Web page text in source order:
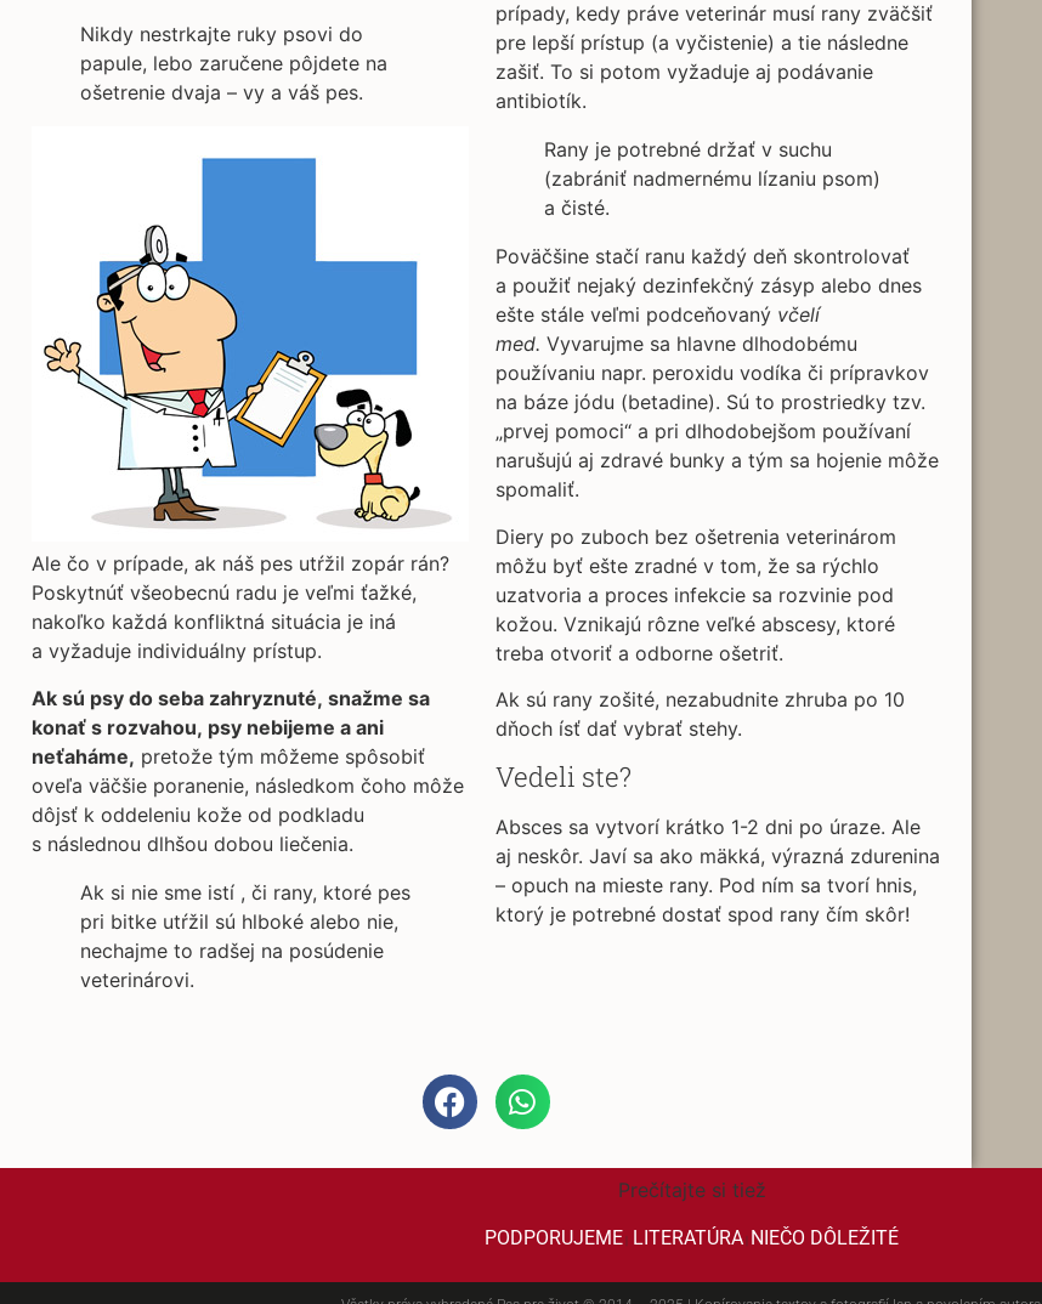
Nikdy nestrkajte ruky psovi do
papule, lebo zaručene pôjdete na
ošetrenie dvaja – vy a váš pes.
Ale čo v prípade, ak náš pes utŕžil zopár rán?
Poskytnúť všeobecnú radu je veľmi ťažké,
nakoľko každá konfliktná situácia je iná
a vyžaduje individuálny prístup.
Ak sú psy do seba zahryznuté, snažme sa
konať s rozvahou, psy nebijeme a ani
neťaháme, pretože tým môžeme spôsobiť
oveľa väčšie poranenie, následkom čoho môže
dôjsť k oddeleniu kože od podkladu
s následnou dlhšou dobou liečenia.
Ak si nie sme istí , či rany, ktoré pes
pri bitke utŕžil sú hlboké alebo nie,
nechajme to radšej na posúdenie
veterinárovi.
prípady, kedy práve veterinár musí rany zväčšiť
pre lepší prístup (a vyčistenie) a tie následne
zašiť. To si potom vyžaduje aj podávanie
antibiotík.
Rany je potrebné držať v suchu
(zabrániť nadmernému lízaniu psom)
a čisté.
Poväčšine stačí ranu každý deň skontrolovať
a použiť nejaký dezinfekčný zásyp alebo dnes
ešte stále veľmi podceňovaný včelí
med. Vyvarujme sa hlavne dlhodobému
používaniu napr. peroxidu vodíka či prípravkov
na báze jódu (betadine). Sú to prostriedky tzv.
„prvej pomoci“ a pri dlhodobejšom používaní
narušujú aj zdravé bunky a tým sa hojenie môže
spomaliť.
Diery po zuboch bez ošetrenia veterinárom
môžu byť ešte zradné v tom, že sa rýchlo
uzatvoria a proces infekcie sa rozvinie pod
kožou. Vznikajú rôzne veľké abscesy, ktoré
treba otvoriť a odborne ošetriť.
Ak sú rany zošité, nezabudnite zhruba po 10
dňoch ísť dať vybrať stehy.
Vedeli ste?
Absces sa vytvorí krátko 1-2 dni po úraze. Ale
aj neskôr. Javí sa ako mäkká, výrazná zdurenina
– opuch na mieste rany. Pod ním sa tvorí hnis,
ktorý je potrebné dostať spod rany čím skôr!
Prečítajte si tiež
PODPORUJEME| LITERATÚRA| NIEČO DÔLEŽITÉ